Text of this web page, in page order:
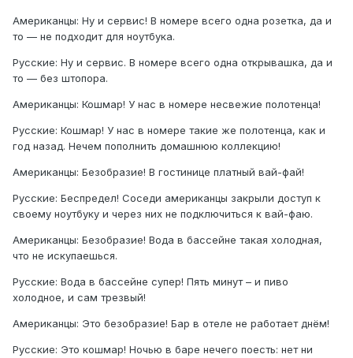
Американцы: Ну и сервис! В номере всего одна розетка, да и
то — не подходит для ноутбука.
Русские: Ну и сервис. В номере всего одна открывашка, да и
то — без штопора.
Американцы: Кошмар! У нас в номере несвежие полотенца!
Русские: Кошмар! У нас в номере такие же полотенца, как и
год назад. Нечем пополнить домашнюю коллекцию!
Американцы: Безобразие! В гостинице платный вай-фай!
Русские: Беспредел! Соседи американцы закрыли доступ к
своему ноутбуку и через них не подключиться к вай-фаю.
Американцы: Безобразие! Вода в бассейне такая холодная,
что не искупаешься.
Русские: Вода в бассейне супер! Пять минут – и пиво
холодное, и сам трезвый!
Американцы: Это безобразие! Бар в отеле не работает днём!
Русские: Это кошмар! Ночью в баре нечего поесть: нет ни